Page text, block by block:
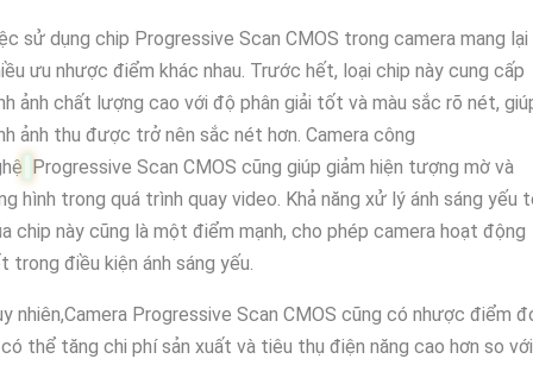
sử dụng chip Progressive Scan CMOS trong camera mang lại
ưu nhược điểm khác nhau. Trước hết, loại chip này cung cấp
ảnh chất lượng cao với độ phân giải tốt và màu sắc rõ nét,
ảnh thu được trở nên sắc nét hơn. Camera công
Progressive Scan CMOS cũng giúp giảm hiện tượng mờ và
hình trong quá trình quay video. Khả năng xử lý ánh sáng yếu
chip này cũng là một điểm mạnh, cho phép camera hoạt động
trong điều kiện ánh sáng yếu.
nhiên,Camera Progressive Scan CMOS cũng có nhược điểm
thể tăng chi phí sản xuất và tiêu thụ điện năng cao hơn so với